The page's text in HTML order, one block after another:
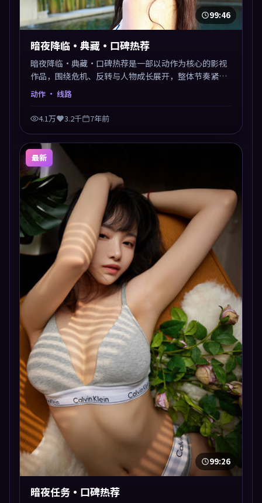
99:46
暗夜降临·典藏·口碑热荐
暗夜降临·典藏·口碑热荐是一部以动作为核心的影视
作品，围绕危机、反转与人物成长展开，整体节奏紧
凑，值得推荐观看。
动作 · 线路
4.1万 3.2千 7年前
最新
99:26
暗夜任务·口碑热荐